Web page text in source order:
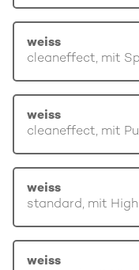
weiss
cleaneffect, mit
weiss
cleaneffect, mit
weiss
standard, mit
weiss